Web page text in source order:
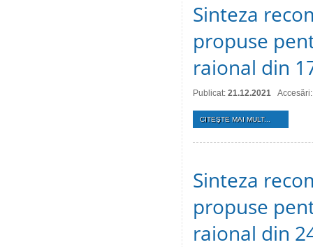
Sinteza
propuse
raional din
Publicat: 21.12.2021
CITEŞTE MAI MULT...
Sinteza
propuse
raional din